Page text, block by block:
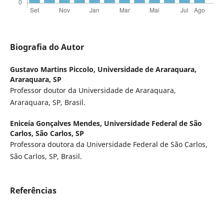
Biografia do Autor
Gustavo Martins Piccolo, Universidade de Araraquara,
Araraquara, SP
Professor doutor da Universidade de Araraquara,
Araraquara, SP, Brasil.
Eniceía Gonçalves Mendes, Universidade Federal de São
Carlos, São Carlos, SP
Professora doutora da Universidade Federal de São Carlos,
São Carlos, SP, Brasil.
Referências